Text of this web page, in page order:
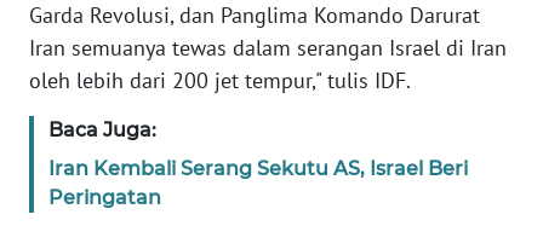
Garda Revolusi, dan Panglima Komando Darurat
Iran semuanya tewas dalam serangan Israel di Iran
oleh lebih dari 200 jet tempur," tulis IDF.
Baca Juga:
Iran Kembali Serang Sekutu AS, Israel Beri
Peringatan
Wahana
News
Regional
SUMUT